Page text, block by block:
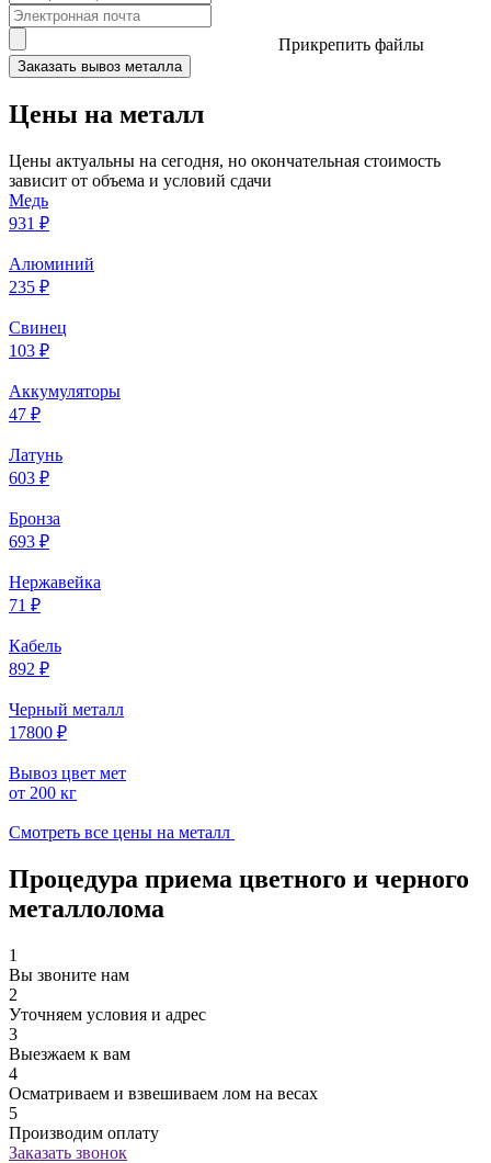
Прикрепить файлы
Заказать вывоз металла
Цены на металл
Цены актуальны на сегодня, но окончательная стоимость
зависит от объема и условий сдачи
Медь
931 ₽
Алюминий
235 ₽
Свинец
103 ₽
Аккумуляторы
47 ₽
Латунь
603 ₽
Бронза
693 ₽
Нержавейка
71 ₽
Кабель
892 ₽
Черный металл
17800 ₽
Вывоз цвет мет
от 200 кг
Смотреть все цены на металл
Процедура приема цветного и черного
металлолома
1
Вы звоните нам
2
Уточняем условия и адрес
3
Выезжаем к вам
4
Осматриваем и взвешиваем лом на весах
5
Производим оплату
Заказать звонок